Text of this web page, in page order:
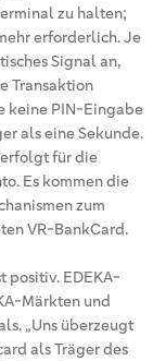
zu halten;
erforderlich. Je
Signal an,
Transaktion
keine PIN-Eingabe
als eine Sekunde.
für die
Es kommen die
zum
VR-BankCard.
positiv. EDEKA-
Märkten und
„Uns überzeugt
als Träger des